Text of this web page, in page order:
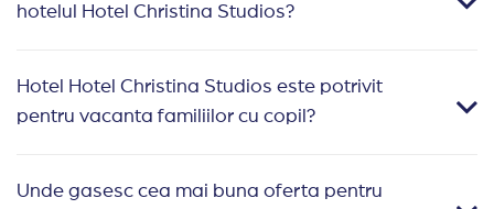
hotelul Hotel Christina Studios?
Hotel Hotel Christina Studios este potrivit
pentru vacanta familiilor cu copil?
Unde gasesc cea mai buna oferta pentru